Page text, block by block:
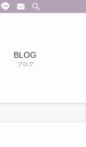
BLOG
ブログ